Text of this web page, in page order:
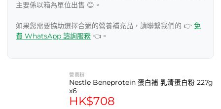
主要係以箱為單位出售 😊。
如果您需要協助選擇合適的營養補充品，請聯繫我們的 👉 免
費 WhatsApp 諮詢服務 👈。
營養粉
Nestle Beneprotein 蛋白補 乳清蛋白粉 227g
x6
HK$708